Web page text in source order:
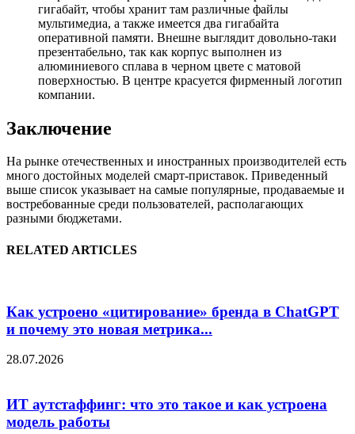
гигабайт, чтобы хранит там различные файлы
мультимедиа, а также имеется два гигабайта
оперативной памяти. Внешне выглядит довольно-таки
презентабельно, так как корпус выполнен из
алюминиевого сплава в черном цвете с матовой
поверхностью. В центре красуется фирменный логотип
компании.
Заключение
На рынке отечественных и иностранных производителей есть
много достойных моделей смарт-приставок. Приведенный
выше список указывает на самые популярные, продаваемые и
востребованные среди пользователей, располагающих
разными бюджетами.
RELATED ARTICLES
Как устроено «цитирование» бренда в ChatGPT
и почему это новая метрика...
28.07.2026
ИТ аутстаффинг: что это такое и как устроена
модель работы